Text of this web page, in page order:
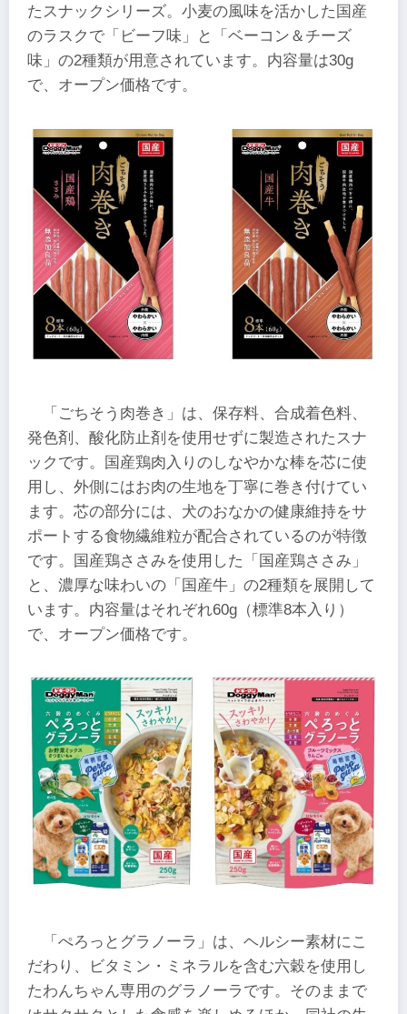
たスナックシリーズ。小麦の風味を活かした国産
のラスクで「ビーフ味」と「ベーコン＆チーズ
味」の2種類が用意されています。内容量は30g
で、オープン価格です。
「ごちそう肉巻き」は、保存料、合成着色料、
発色剤、酸化防止剤を使用せずに製造されたスナ
ックです。国産鶏肉入りのしなやかな棒を芯に使
用し、外側にはお肉の生地を丁寧に巻き付けてい
ます。芯の部分には、犬のおなかの健康維持をサ
ポートする食物繊維粒が配合されているのが特徴
です。国産鶏ささみを使用した「国産鶏ささみ」
と、濃厚な味わいの「国産牛」の2種類を展開して
います。内容量はそれぞれ60g（標準8本入り）
で、オープン価格です。
「ぺろっとグラノーラ」は、ヘルシー素材にこ
だわり、ビタミン・ミネラルを含む六穀を使用し
たわんちゃん専用のグラノーラです。そのままで